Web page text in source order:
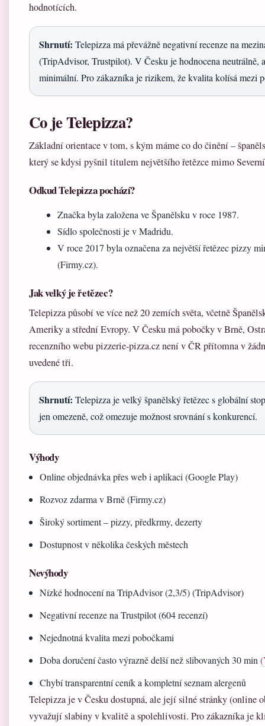
hodnotících.
Shrnutí: Telepizza má převážně negativní recenze na
(TripAdvisor, Trustpilot). V Česku je hodnocena neutrálně,
minimální. Pro zákazníka je rizikem, že kvalita kolísá mezi
Co je Telepizza?
Základní orientace v tom, s kým máme co do činění –
který se kdysi pyšnil titulem největšího řetězce mimo
Odkud Telepizza pochází?
Značka byla založena ve Španělsku v roce 1987.
Sídlo společnosti je v Madridu.
V roce 2017 byla označena za největší řetězec pizzy
(Firmy.cz).
Jak velký je řetězec?
Telepizza působí ve více než 20 zemích světa, včetně
Ameriky a střední Evropy. V Česku má pobočky v Brně,
recenzního webu pizzerie-pizza.cz není v ČR přítomna v
uvedené tři.
Shrnutí: Telepizza je velký španělský řetězec s globální
jen omezeně, což omezuje možnost srovnání s konkurencí.
Výhody
Online objednávka přes web i aplikaci (Google Play)
Rozvoz zdarma v Brně (Firmy.cz)
Široký sortiment – pizzy, předkrmy, dezerty
Dostupnost v několika českých městech
Nevýhody
Nízké hodnocení na TripAdvisor (2,3/5) (TripAdvisor)
Negativní recenze na Trustpilot (604 recenzí)
Nejednotná kvalita mezi pobočkami
Doba doručení často výrazně delší než slibovaných 30 min
Chybí transparentní ceník a kompletní seznam alergenů
Telepizza je v Česku dostupná, ale její silné stránky (online
vyvažují slabiny v kvalitě a spolehlivosti. Pro zákazníka je